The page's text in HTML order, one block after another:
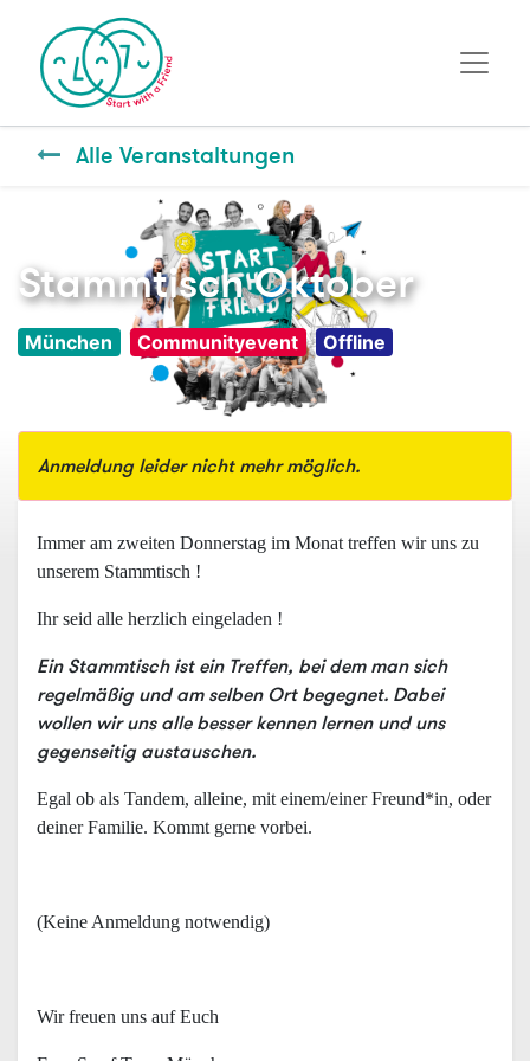
Alle Veranstaltungen
Stammtisch Oktober
München Communityevent Offline
Anmeldung leider nicht mehr möglich.
Immer am zweiten Donnerstag im Monat treffen wir uns zu
unserem Stammtisch !
Ihr seid alle herzlich eingeladen !
Ein Stammtisch ist ein Treffen, bei dem man sich
regelmäßig und am selben Ort begegnet. Dabei
wollen wir uns alle besser kennen lernen und uns
gegenseitig austauschen.
Egal ob als Tandem, alleine, mit einem/einer Freund*in, oder
deiner Familie. Kommt gerne vorbei.
(Keine Anmeldung notwendig)
Wir freuen uns auf Euch